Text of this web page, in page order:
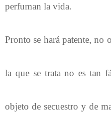
perfuman la vida.
Pronto se hará patente, no
la que se trata no es tan
objeto de secuestro y de